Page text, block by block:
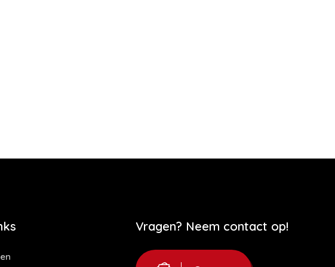
Vragen? Neem contact op!